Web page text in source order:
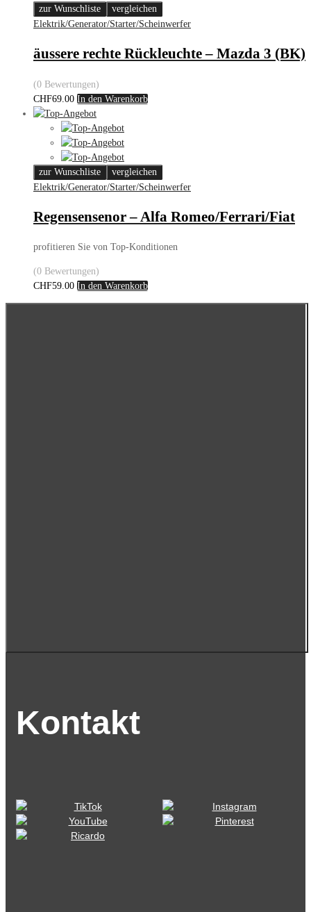
zur Wunschliste
vergleichen
Elektrik/Generator/Starter/Scheinwerfer
äussere rechte Rückleuchte – Mazda 3 (BK)
(0 Bewertungen)
CHF69.00 In den Warenkorb
zur Wunschliste
vergleichen
Elektrik/Generator/Starter/Scheinwerfer
Regensensenor – Alfa Romeo/Ferrari/Fiat
profitieren Sie von Top-Konditionen
(0 Bewertungen)
CHF59.00 In den Warenkorb
Kontakt